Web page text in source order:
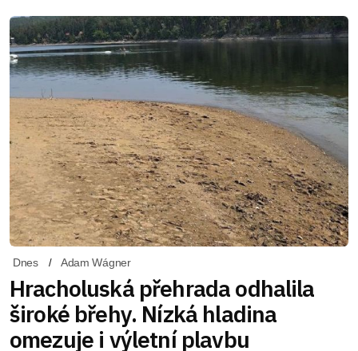
Dnes Adam Wágner
Hracholuská přehrada odhalila
široké břehy. Nízká hladina
omezuje i výletní plavbu